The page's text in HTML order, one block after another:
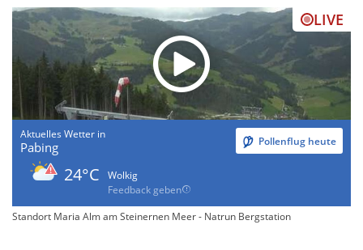
LIVE
Aktuelles Wetter in
Pabing Pollenflug heute
24°C
Wolkig
Feedback geben
Standort Maria Alm am Steinernen Meer - Natrun Bergstation